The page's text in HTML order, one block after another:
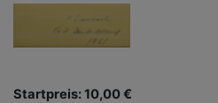
Startpreis: 10,00 €